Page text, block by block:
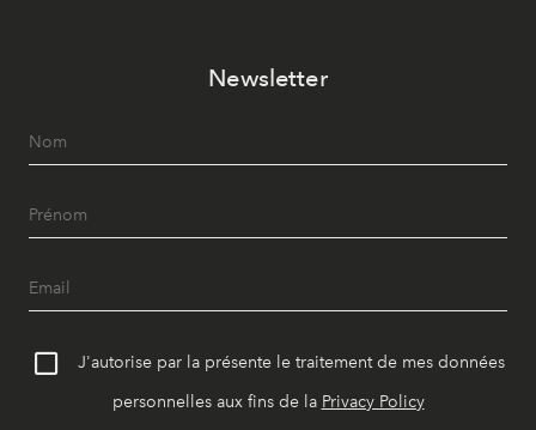
Newsletter
J'autorise par la présente le traitement de mes données
personnelles aux fins de la Privacy Policy